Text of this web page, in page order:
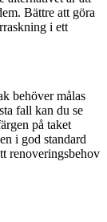
Bättre att göra
i ett
behöver målas
fall kan du se
på taket
i god standard
renoveringsbehov